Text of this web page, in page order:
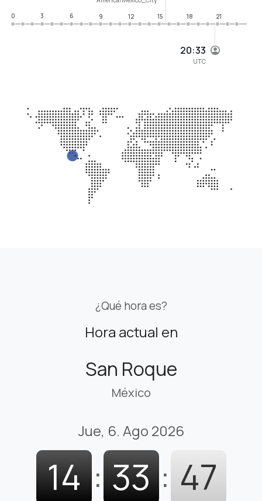
20:33
UTC
0
3 6 9 12 15 18 21
¿Qué hora es?
Hora actual en
San Roque
México
Jue, 6. Ago 2026
14 : 33 : 48